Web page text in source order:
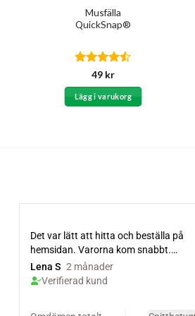
Musfälla
QuickSnap®
Betygsatt
4.44av 5
49 kr
Lägg i varukorg